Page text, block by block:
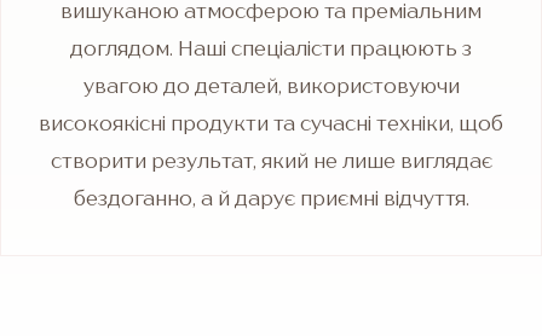
вишуканою атмосферою та преміальним
доглядом. Наші спеціалісти працюють з
увагою до деталей, використовуючи
високоякісні продукти та сучасні техніки, щоб
створити результат, який не лише виглядає
бездоганно, а й дарує приємні відчуття.